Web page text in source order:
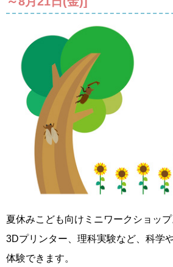
夏休みこども向けミニワークショッ
3Dプリンター、理科実験など、科学
体験できます。